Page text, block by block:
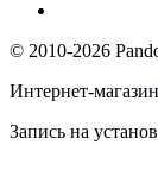
© 2010-2026
Интернет-магазин
Запись на